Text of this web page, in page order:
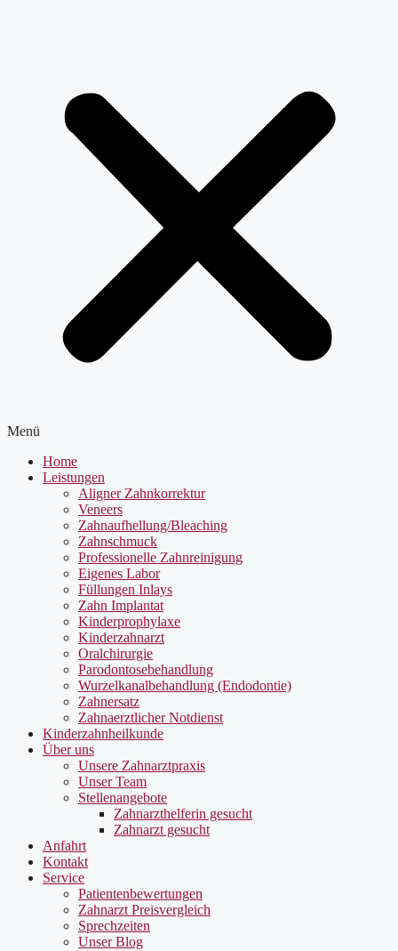
Menü
Home
Leistungen
Aligner Zahnkorrektur
Veneers
Zahnaufhellung/Bleaching
Zahnschmuck
Professionelle Zahnreinigung
Eigenes Labor
Füllungen Inlays
Zahn Implantat
Kinderprophylaxe
Kinderzahnarzt
Oralchirurgie
Parodontosebehandlung
Wurzelkanalbehandlung (Endodontie)
Zahnersatz
Zahnaerztlicher Notdienst
Kinderzahnheilkunde
Über uns
Unsere Zahnarztpraxis
Unser Team
Stellenangebote
Zahnarzthelferin gesucht
Zahnarzt gesucht
Anfahrt
Kontakt
Service
Patientenbewertungen
Zahnarzt Preisvergleich
Sprechzeiten
Unser Blog